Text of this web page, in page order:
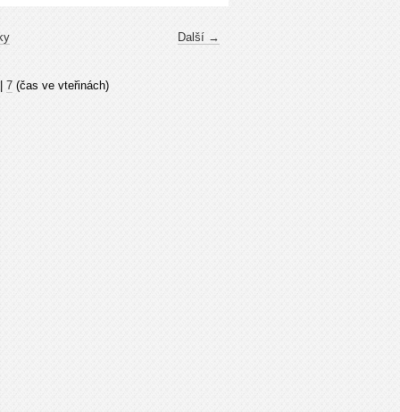
Další →
7(čas ve vteřinách)